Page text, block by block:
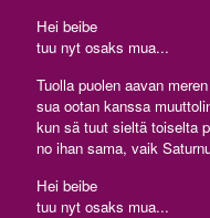
Hei beibe
tuu nyt osaks mua...
Tuolla puolen aavan meren
sua ootan kanssa
kun sä tuut sieltä toiselta
no ihan sama, vaik
Hei beibe
tuu nyt osaks mua...